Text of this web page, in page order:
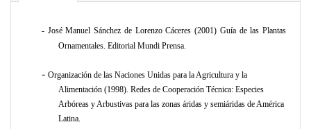
- José Manuel Sánchez de Lorenzo Cáceres (2001) Guía de las Plantas
Ornamentales. Editorial Mundi Prensa.
- Organización de las Naciones Unidas para la Agricultura y la
Alimentación (1998). Redes de Cooperación Técnica: Especies
Arbóreas y Arbustivas para las zonas áridas y semiáridas de América
Latina.